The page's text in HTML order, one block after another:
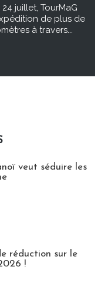
juillet, TourMaG
de plus de
à travers...
veut séduire les
réduction sur le
!